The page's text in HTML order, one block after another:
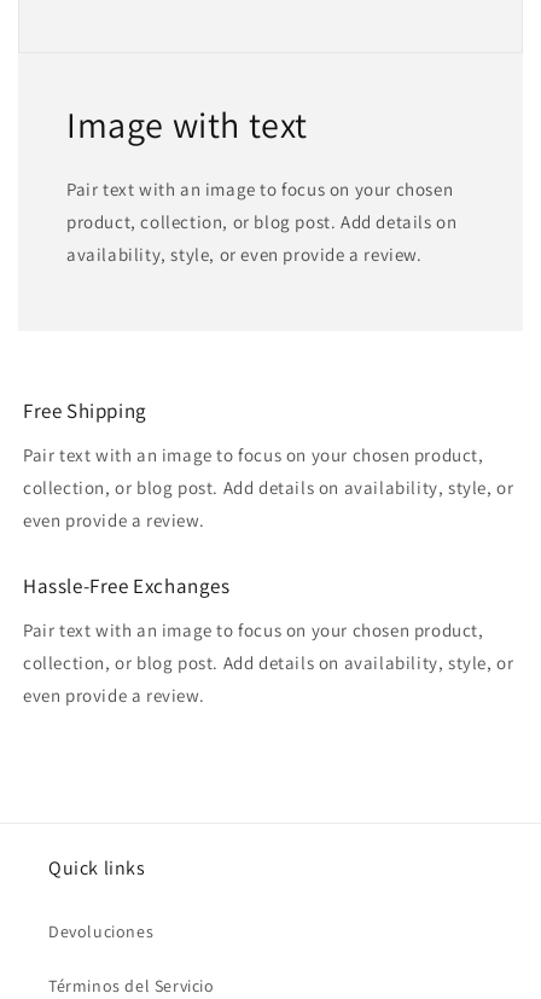
Image with text
Pair text with an image to focus on your chosen
product, collection, or blog post. Add details on
availability, style, or even provide a review.
Free Shipping
Pair text with an image to focus on your chosen product,
collection, or blog post. Add details on availability, style, or
even provide a review.
Hassle-Free Exchanges
Pair text with an image to focus on your chosen product,
collection, or blog post. Add details on availability, style, or
even provide a review.
Quick links
Devoluciones
Términos del Servicio